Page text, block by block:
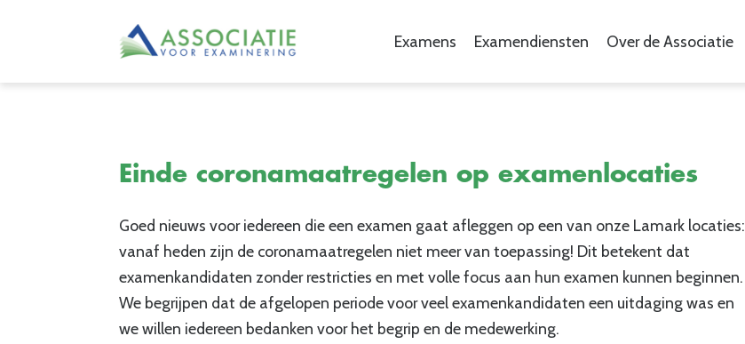
Examens Examendiensten Over de Associatie
Einde coronamaatregelen op examenlocaties
Goed nieuws voor iedereen die een examen gaat afleggen op een van onze Lamark locaties:
vanaf heden zijn de coronamaatregelen niet meer van toepassing! Dit betekent dat
examenkandidaten zonder restricties en met volle focus aan hun examen kunnen beginnen.
We begrijpen dat de afgelopen periode voor veel examenkandidaten een uitdaging was en
we willen iedereen bedanken voor het begrip en de medewerking.